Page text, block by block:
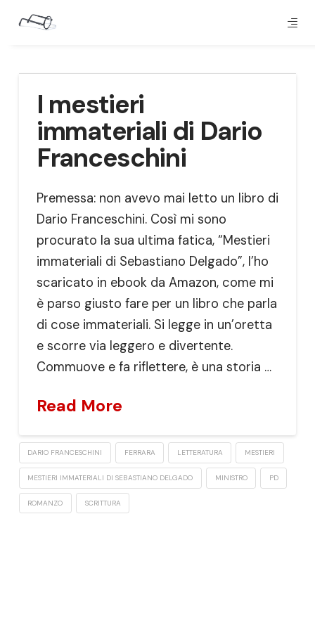
I mestieri
immateriali di Dario
Franceschini
Premessa: non avevo mai letto un libro di
Dario Franceschini. Così mi sono
procurato la sua ultima fatica, “Mestieri
immateriali di Sebastiano Delgado”, l’ho
scaricato in ebook da Amazon, come mi
è parso giusto fare per un libro che parla
di cose immateriali. Si legge in un’oretta
e scorre via leggero e divertente.
Commuove e fa riflettere, è una storia …
Read More
DARIO FRANCESCHINI FERRARA LETTERATURA MESTIERI
MESTIERI IMMATERIALI DI SEBASTIANO DELGADO MINISTRO PD
ROMANZO SCRITTURA